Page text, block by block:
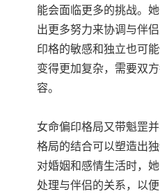
能会面临更多的挑战。
出更多努力来协调与伴
印格的敏感和独立也可
变得更加复杂，需要双
容。
女命偏印格局又带魁罡
格局的结合可以塑造出
对婚姻和感情生活时，
处理与伴侣的关系，以